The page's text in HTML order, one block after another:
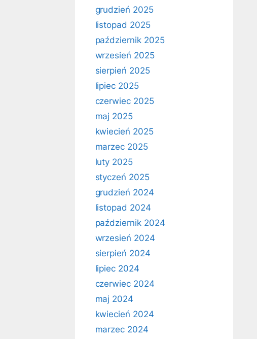
grudzień 2025
listopad 2025
październik 2025
wrzesień 2025
sierpień 2025
lipiec 2025
czerwiec 2025
maj 2025
kwiecień 2025
marzec 2025
luty 2025
styczeń 2025
grudzień 2024
listopad 2024
październik 2024
wrzesień 2024
sierpień 2024
lipiec 2024
czerwiec 2024
maj 2024
kwiecień 2024
marzec 2024